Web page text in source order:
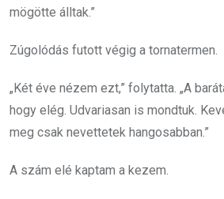
mögötte álltak.”
Zúgolódás futott végig a tornatermen.
„Két éve nézem ezt,” folytatta. „A
hogy elég. Udvariasan is mondtuk.
meg csak nevettetek hangosabban.”
A szám elé kaptam a kezem.